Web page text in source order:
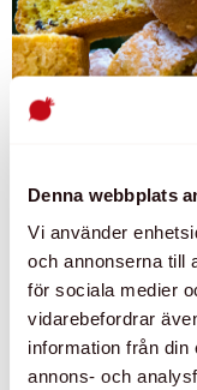
Denna webbplats
Vi använder
och annonserna till
för sociala medier
vidarebefordrar
information från din
annons- och
50 skorpor 100 g
vit choklad 6 dl
blåbär 3 st ägg 2,5
Sätt ugnen på